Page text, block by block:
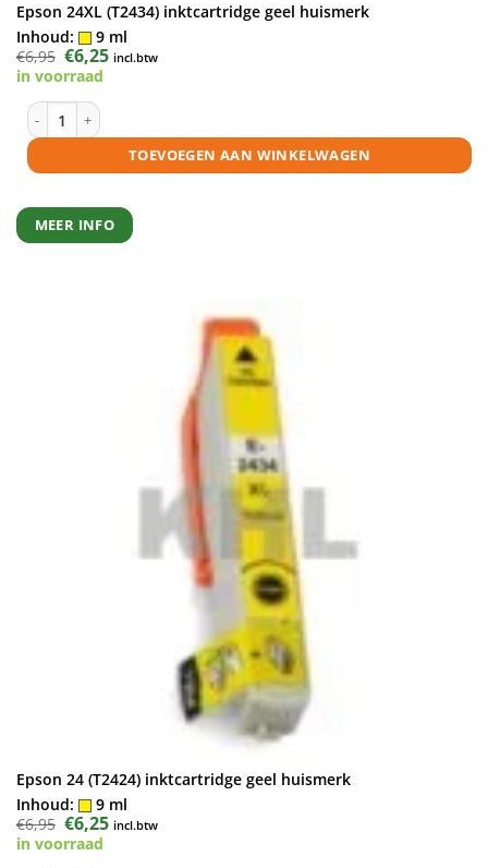
Epson 24XL (T2434) inktcartridge geel huismerk
Inhoud:
9 ml
€6,95 Oorspronkelijke
prijs
was:
€6,25Huidige
prijs
incl.btw
in voorraad
Epson 24XL (T2434) inktcartridge geel huismerk aantal
TOEVOEGEN AAN WINKELWAGEN
MEER INFO
Epson 24 (T2424) inktcartridge geel huismerk
Inhoud:
9 ml
€6,95 Oorspronkelijke
prijs
was:
€6,25Huidige
prijs
incl.btw
in voorraad